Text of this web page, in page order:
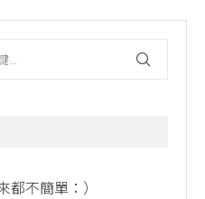
不簡單：）